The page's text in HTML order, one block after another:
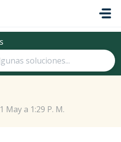
May a 1:29 P. M.